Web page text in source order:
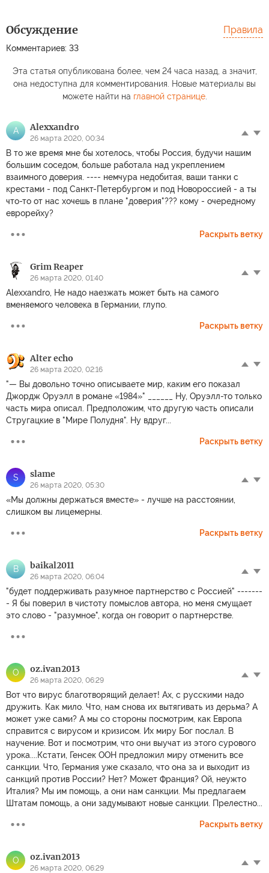
Обсуждение
Комментариев: 33
Правила
Эта статья опубликована более, чем 24 часа назад, а значит,
она недоступна для комментирования. Новые материалы вы
можете найти на главной странице.
A Alexxandro
26 марта 2020, 00:34
В то же время мне бы хотелось, чтобы Россия, будучи нашим
большим соседом, больше работала над укреплением
взаимного доверия. ---- немчура недобитая, ваши танки с
крестами - под Санкт-Петербургом и под Новороссией - а ты
что-то от нас хочешь в плане "доверия"??? кому - очередному
еврорейху?
Раскрыть ветку
Grim Reaper
26 марта 2020, 01:40
Alexxandro, Не надо наезжать может быть на самого
вменяемого человека в Германии, глупо.
Раскрыть ветку
Alter echo
26 марта 2020, 02:16
"— Вы довольно точно описываете мир, каким его показал
Джордж Оруэлл в романе «1984»" ______ Ну, Оруэлл-то только
часть мира описал. Предположим, что другую часть описали
Стругацкие в "Мире Полудня". Ну вдруг...
Раскрыть ветку
S slame
26 марта 2020, 05:30
«Мы должны держаться вместе» - лучше на расстоянии,
слишком вы лицемерны.
Раскрыть ветку
B baikal2011
26 марта 2020, 06:04
"будет поддерживать разумное партнерство с Россией" -------
- Я бы поверил в чистоту помыслов автора, но меня смущает
это слово - "разумное", когда он говорит о партнерстве.
O oz.ivan2013
26 марта 2020, 06:29
Вот что вирус благотворящий делает! Ах, с русскими надо
дружить. Как мило. Что, нам снова их вытягивать из дерьма? А
может уже сами? А мы со стороны посмотрим, как Европа
справится с вирусом и кризисом. Их миру Бог послал. В
научение. Вот и посмотрим, что они выучат из этого сурового
урока....Кстати, Генсек ООН предложил миру отменить все
санкции. Что, Германия уже сказало, что она за и выходит из
санкций против России? Нет? Может Франция? Ой, неужто
Италия? Мы им помощь, а они нам санкции. Мы предлагаем
Штатам помощь, а они задумывают новые санкции. Прелестно...
Раскрыть ветку
O oz.ivan2013
26 марта 2020, 06:29